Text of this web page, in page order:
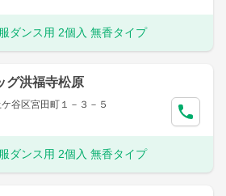
ダンス用 2個入 無香タイプ
グ洪福寺松原
谷区宮田町１－３－５
ダンス用 2個入 無香タイプ